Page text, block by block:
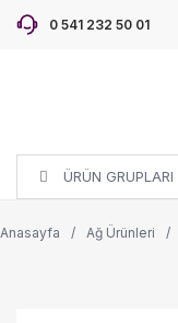
0 541 232 50 01
ÜRÜN GRUPLARI
Anasayfa Ağ Ürünleri